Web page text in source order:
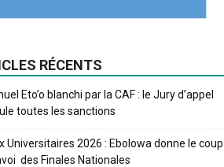
RÉCENTS
Eto’o blanchi par la CAF : le Jury d’appel
toutes les sanctions
Universitaires 2026 : Ebolowa donne le coup
des Finales Nationales